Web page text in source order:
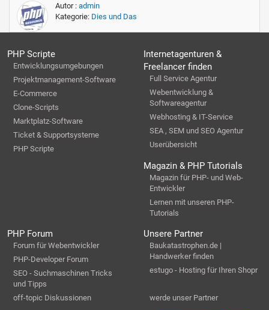
Autor : admin
Kategorie: Dies und Das
PHP Scripte
Entwicklungsumgebungen
Projektmanagement-Software
E-Commerce
Clone-Scripts
Marktplatz-Software
Ticket & Supportsysteme
PHP Scripte
Internetagenturen &
Freelancer finden
Full Service Agentur
Webentwicklung &
Softwareagentur
Webhosting & IT-Service
SEA , SEM und SEO Agentur
Userübersicht
Magazin & PHP Tutorials
Magazin für PHP- und Web-
Entwickler
Lernen mit unseren PHP-
Tutorials
PHP Forum
Forum für Webentwickler
PHP-Developer Forum
SEO - Suchmaschinen Tricks
und Tipps
off-topic Diskussionen
Unsere Partner
Baukatastrophen.de |
Handwerker finden
estugo - Hosting für Ihren Shopr
werde unser Partner